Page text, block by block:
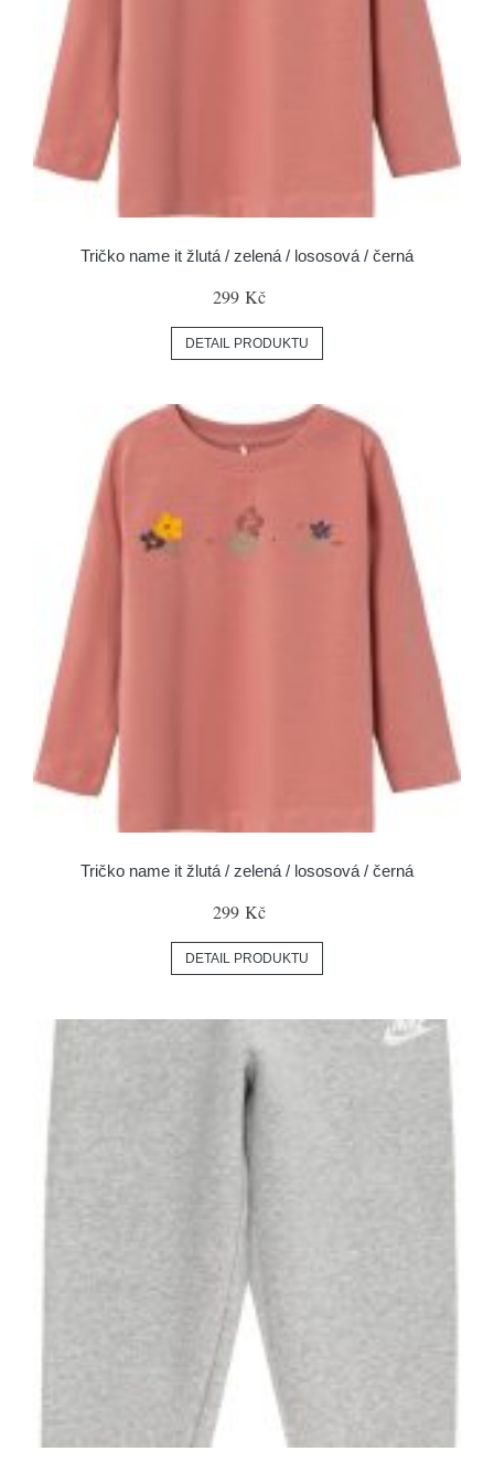
Tričko name it žlutá / zelená / lososová / černá
299 Kč
DETAIL PRODUKTU
Tričko name it žlutá / zelená / lososová / černá
299 Kč
DETAIL PRODUKTU